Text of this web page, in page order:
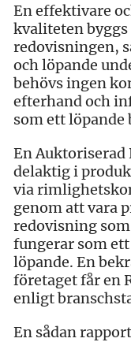
En effektivare
kvaliteten
redovisningen,
och löpande
behövs ingen
efterhand och
som ett löpande
En
delaktig i
via
genom att vara
redovisning
fungerar som
löpande. En
företaget får en
enligt
En sådan